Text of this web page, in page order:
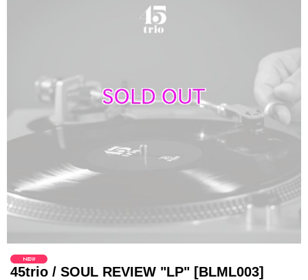
45trio / SOUL REVIEW "LP" [BLML003]